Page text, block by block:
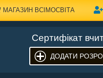
МАГАЗИН ВСІМОСВІТА
Сертифікат
ДОДАТИ